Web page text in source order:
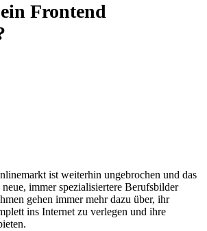
Frontend
ist weiterhin ungebrochen und das
immer spezialisiertere Berufsbilder
gehen immer mehr dazu über, ihr
ins Internet zu verlegen und ihre